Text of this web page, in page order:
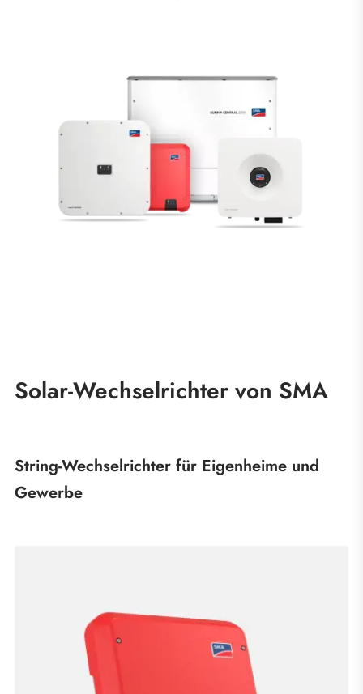
Solar-Wechselrichter von SMA
String-Wechselrichter für Eigenheime und
Gewerbe